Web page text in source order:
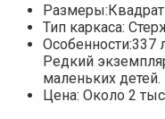
Размеры:Квадрат
Тип каркаса:
Особенности:337
Редкий
маленьких
Цена: Около 2